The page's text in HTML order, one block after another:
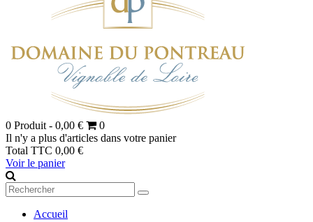
0 Produit - 0,00 €
0
Il n'y a plus d'articles dans votre panier
Total TTC 0,00 €
Voir le panier
Accueil